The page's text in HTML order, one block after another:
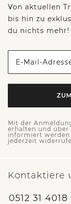
Von aktuellen
bis hin zu
du nichts mehr!
E-Mail-
Mit der
erhalten und über
informiert werden
jederzeit
Kontaktiere
0512 31 4018